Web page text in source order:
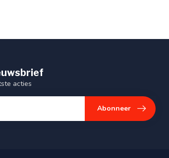
acties
Abonneer